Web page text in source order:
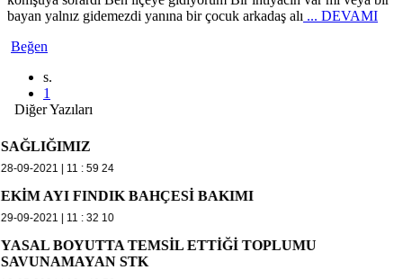
bayan yalnız gidemezdi yanına bir çocuk arkadaş alı ... DEVAMI
Beğen
s.
1
Diğer Yazıları